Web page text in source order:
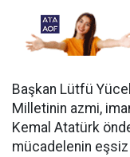
Başkan Lütfü
Milletinin azmi,
Kemal Atatürk
mücadelenin eşsiz